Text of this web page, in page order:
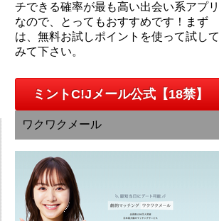
チできる確率が最も高い出会い系アプリ
なので、とってもおすすめです！まず
は、無料お試しポイントを使って試して
みて下さい。
ミントC!Jメール公式【18禁】
ワクワクメール